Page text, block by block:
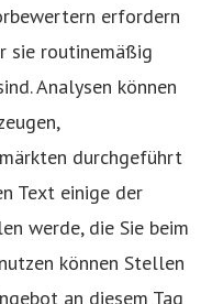
erfordern
sie routinemäßig
Analysen können
durchgeführt
Text einige der
werde, die Sie beim
können Stellen
an diesem Tag